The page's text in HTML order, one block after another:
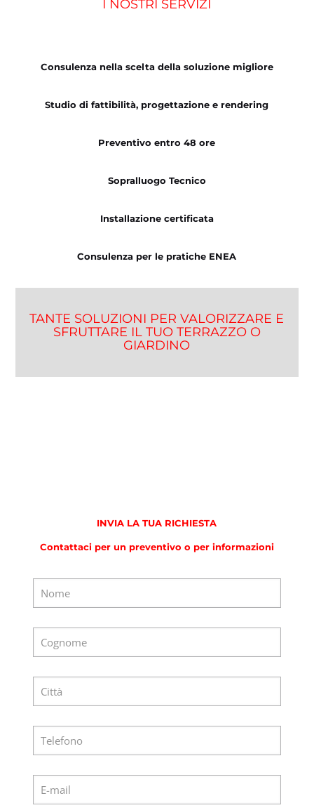
I NOSTRI SERVIZI
Consulenza nella scelta della soluzione migliore
Studio di fattibilità, progettazione e rendering
Preventivo entro 48 ore
Sopralluogo Tecnico
Installazione certificata
Consulenza per le pratiche ENEA
TANTE SOLUZIONI PER VALORIZZARE E
SFRUTTARE IL TUO TERRAZZO O
GIARDINO
INVIA LA TUA RICHIESTA
Contattaci per un preventivo o per informazioni